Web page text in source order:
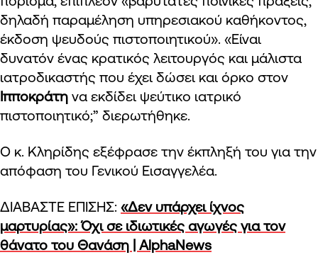
δηλαδή παραμέληση υπηρεσιακού καθήκοντος,
έκδοση ψευδούς πιστοποιητικού». «Είναι
δυνατόν ένας κρατικός λειτουργός και μάλιστα
ιατροδικαστής που έχει δώσει και όρκο στον
Ιπποκράτη να εκδίδει ψεύτικο ιατρικό
πιστοποιητικό;” διερωτήθηκε.
Ο κ. Κληρίδης εξέφρασε την έκπληξή του για την
απόφαση του Γενικού Εισαγγελέα.
ΔΙΑΒΑΣΤΕ ΕΠΙΣΗΣ: «Δεν υπάρχει ίχνος
μαρτυρίας»: Όχι σε ιδιωτικές αγωγές για τον
θάνατο του Θανάση | AlphaNews